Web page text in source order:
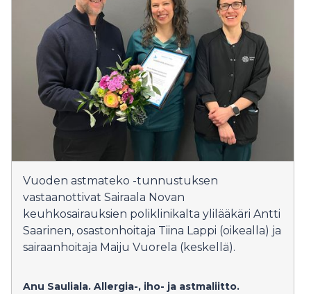
Vuoden astmateko -tunnustuksen
vastaanottivat Sairaala Novan
keuhkosairauksien poliklinikalta ylilääkäri Antti
Saarinen, osastonhoitaja Tiina Lappi (oikealla) ja
sairaanhoitaja Maiju Vuorela (keskellä).
Anu Sauliala. Allergia-, iho- ja astmaliitto.